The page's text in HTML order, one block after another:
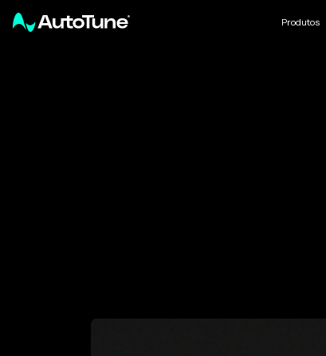
Produtos